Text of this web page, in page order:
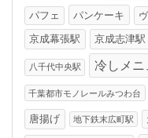
パフェ パンケーキ
京成幕張駅 京成志津駅
八千代中央駅 冷しメニ
千葉都市モノレールみつわ台
唐揚げ 地下鉄末広町駅